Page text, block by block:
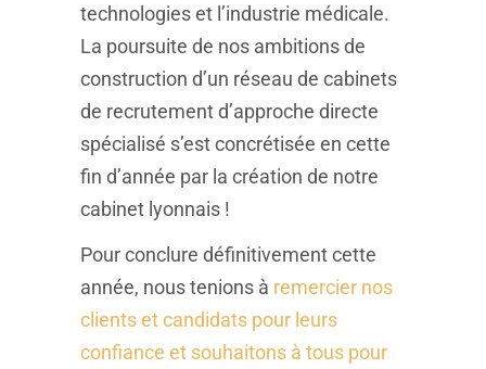
technologies et l’industrie médicale.
La poursuite de nos ambitions de
construction d’un réseau de cabinets
de recrutement d’approche directe
spécialisé s’est concrétisée en cette
fin d’année par la création de notre
cabinet lyonnais !
Pour conclure définitivement cette
année, nous tenions à remercier nos
clients et candidats pour leurs
confiance et souhaitons à tous pour